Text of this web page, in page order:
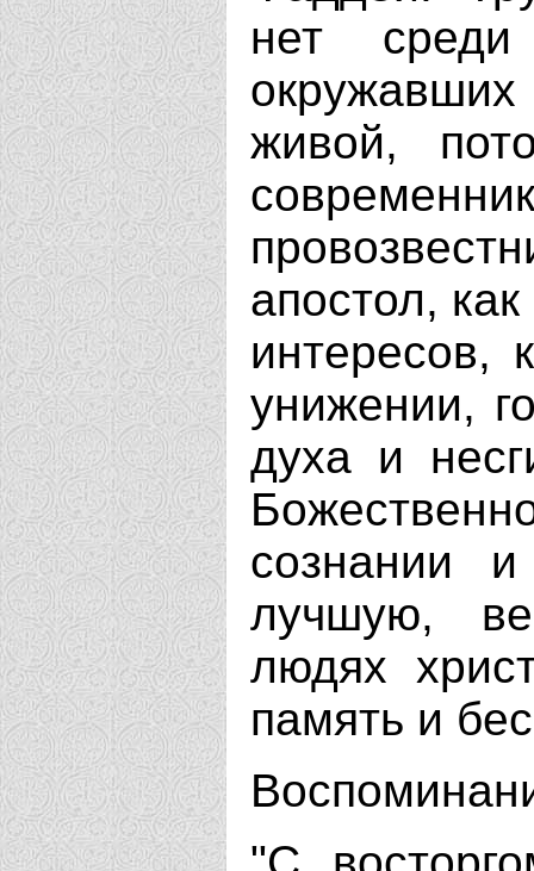
нет
живой,
апостол,
интересов,
унижении,
духа и
сознании
лучшую,
людях
память и